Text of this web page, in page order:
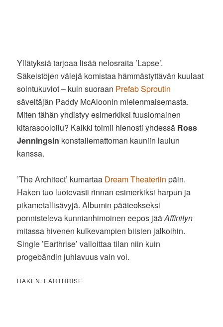
Yllätyksiä tarjoaa lisää nelosraita ’Lapse’.
Säkeistöjen välejä komistaa hämmästyttävän kuulaat
sointukuviot – kuin suoraan Prefab Sproutin
säveltäjän Paddy McAloonin mielenmaisemasta.
Miten tähän yhdistyy esimerkiksi fuusiomainen
kitarasooloilu? Kaikki toimii hienosti yhdessä Ross
Jenningsin konstailemattoman kauniin laulun
kanssa.
’The Architect’ kumartaa Dream Theateriin päin.
Haken tuo luotevasti rinnan esimerkiksi harpun ja
pikametallisävyjä. Albumin pääteokseksi
ponnisteleva kunnianhimoinen eepos jääAffinityn
mitassa hivenen kulkevampien biisien jalkoihin.
Single ’Earthrise’ valloittaa tilan niin kuin
progebändin juhlavuus vain voi.
HAKEN: EARTHRISE